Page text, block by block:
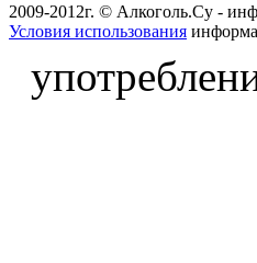
2009-2012г. © Алкоголь.Су -
Условия использования